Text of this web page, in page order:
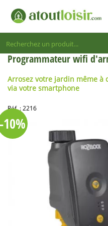
Programmateur wifi
Arrosez votre jardin même à
via votre smartphone
Réf. :2216
-10%